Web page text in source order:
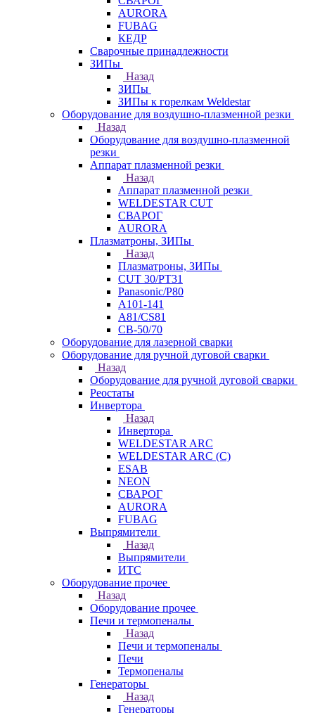
AURORA
FUBAG
КЕДР
Сварочные принадлежности
ЗИПы
Назад
ЗИПы
ЗИПы к горелкам Weldestar
Оборудование для воздушно-плазменной резки
Назад
Оборудование для воздушно-плазменной
резки
Аппарат плазменной резки
Назад
Аппарат плазменной резки
WELDESTAR CUT
СВАРОГ
AURORA
Плазматроны, ЗИПы
Назад
Плазматроны, ЗИПы
CUT 30/PT31
Panasonic/P80
А101-141
А81/CS81
СВ-50/70
Оборудование для лазерной сварки
Оборудование для ручной дуговой сварки
Назад
Оборудование для ручной дуговой сварки
Реостаты
Инвертора
Назад
Инвертора
WELDESTAR ARC
WELDESTAR ARC (С)
ESAB
NEON
СВАРОГ
AURORA
FUBAG
Выпрямители
Назад
Выпрямители
ИТС
Оборудование прочее
Назад
Оборудование прочее
Печи и термопеналы
Назад
Печи и термопеналы
Печи
Термопеналы
Генераторы
Назад
Генераторы